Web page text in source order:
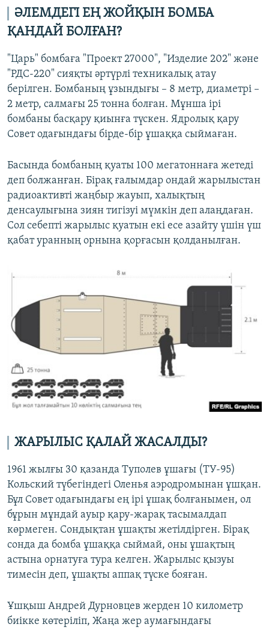
ӘЛЕМДЕГІ ЕҢ ЖОЙҚЫН БОМБА
ҚАНДАЙ БОЛҒАН?
"Царь" бомбаға "Проект 27000", "Изделие 202" және
"РДС-220" сияқты әртүрлі техникалық атау
берілген. Бомбаның ұзындығы – 8 метр, диаметрі –
2 метр, салмағы 25 тонна болған. Мұнша ірі
бомбаны басқару қиынға түскен. Ядролық қару
Совет одағындағы бірде-бір ұшаққа сыймаған.
Басында бомбаның қуаты 100 мегатоннаға жетеді
деп болжанған. Бірақ ғалымдар ондай жарылыстан
радиоактивті жаңбыр жауып, халықтың
денсаулығына зиян тигізуі мүмкін деп алаңдаған.
Сол себепті жарылыс қуатын екі есе азайту үшін үш
қабат уранның орнына қорғасын қолданылған.
ЖАРЫЛЫС ҚАЛАЙ ЖАСАЛДЫ?
1961 жылғы 30 қазанда Туполев ұшағы (ТУ-95)
Кольский түбегіндегі Оленья аэродромынан ұшқан.
Бұл Совет одағындағы ең ірі ұшақ болғанымен, ол
бұрын мұндай ауыр қару-жарақ тасымалдап
көрмеген. Сондықтан ұшақты жетілдірген. Бірақ
сонда да бомба ұшаққа сыймай, оны ұшақтың
астына орнатуға тура келген. Жарылыс қызуы
тимесін деп, ұшақты аппақ түске бояған.
Ұшқыш Андрей Дурновцев жерден 10 километр
биікке көтеріліп, Жаңа жер аумағындағы